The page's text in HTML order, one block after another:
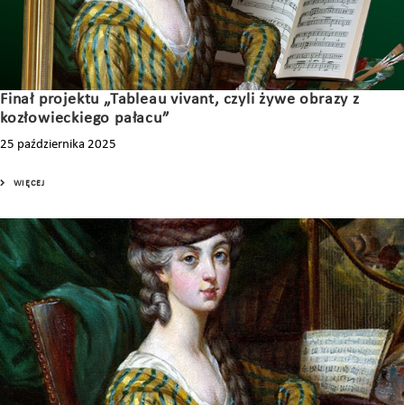
Finał projektu „Tableau vivant, czyli żywe obrazy z
kozłowieckiego pałacu”
25 października 2025
WIĘCEJ